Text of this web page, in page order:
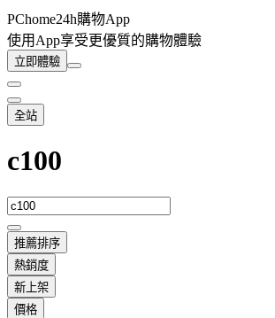
PChome24h購物App
使用App享受更優質的購物體驗
立即體驗
全站
c100
推薦排序
熱銷度
新上架
價格